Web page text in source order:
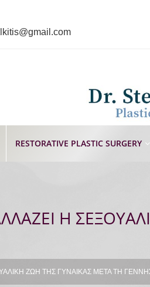
RESTORATIVE PLASTIC SURGERY
Η
ΖΩΗ ΤΗΣ ΓΥΝΑΙΚΑΣ ΜΕΤΑ ΤΗ